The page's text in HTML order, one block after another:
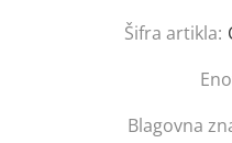
Šifra artikla:
Blagovna